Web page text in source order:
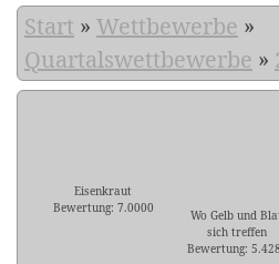
Start » Wettbewerbe »
Quartalswettbewerbe »
Eisenkraut
Bewertung: 7.0000
Wo Gelb und
sich treffen
Bewertung: